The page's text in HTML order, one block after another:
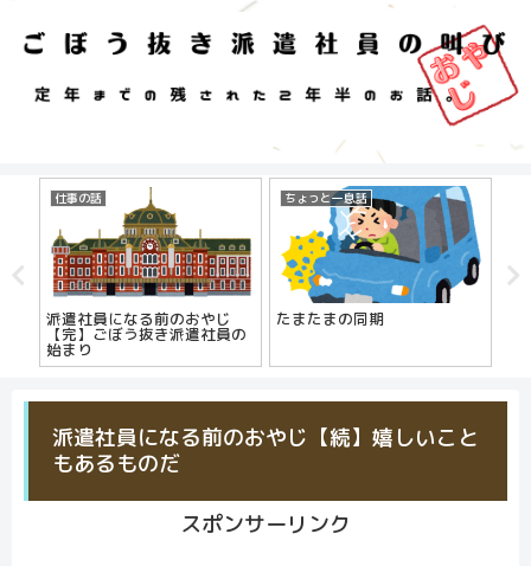
仕事の話
派遣社員になる前のおやじ
【完】ごぼう抜き派遣社員の
始まり
ちょっと一息話
たまたまの同期
派遣社員になる前のおやじ【続】嬉しいこと
もあるものだ
スポンサーリンク